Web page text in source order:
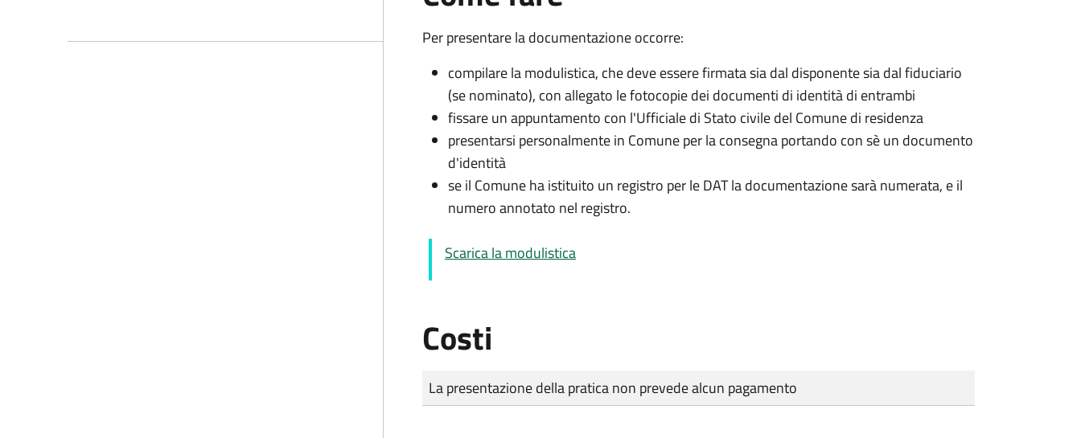
Per presentare la documentazione occorre:
compilare la modulistica, che deve essere firmata sia dal disponente sia dal fiduciario
(se nominato), con allegato le fotocopie dei documenti di identità di entrambi
fissare un appuntamento con l'Ufficiale di Stato civile del Comune di residenza
presentarsi personalmente in Comune per la consegna portando con sè un documento
d'identità
se il Comune ha istituito un registro per le DAT la documentazione sarà numerata, e il
numero annotato nel registro.
Scarica la modulistica
Costi
Tipo di pagamento
Importo
La presentazione della pratica non prevede alcun pagamento